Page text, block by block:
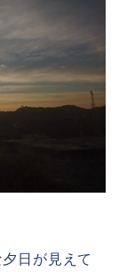
日が見えて